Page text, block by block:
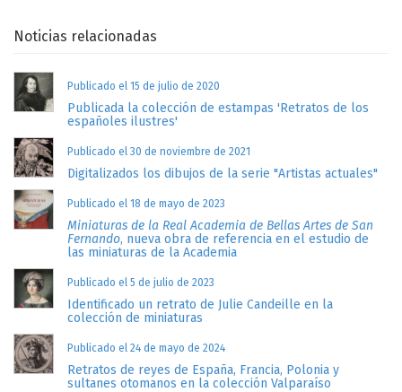
Noticias relacionadas
Publicado el 15 de julio de 2020
Publicada la colección de estampas 'Retratos de los
españoles ilustres'
Publicado el 30 de noviembre de 2021
Digitalizados los dibujos de la serie "Artistas actuales"
Publicado el 18 de mayo de 2023
Miniaturas de la Real Academia de Bellas Artes de San
Fernando, nueva obra de referencia en el estudio de
las miniaturas de la Academia
Publicado el 5 de julio de 2023
Identificado un retrato de Julie Candeille en la
colección de miniaturas
Publicado el 24 de mayo de 2024
Retratos de reyes de España, Francia, Polonia y
sultanes otomanos en la colección Valparaíso